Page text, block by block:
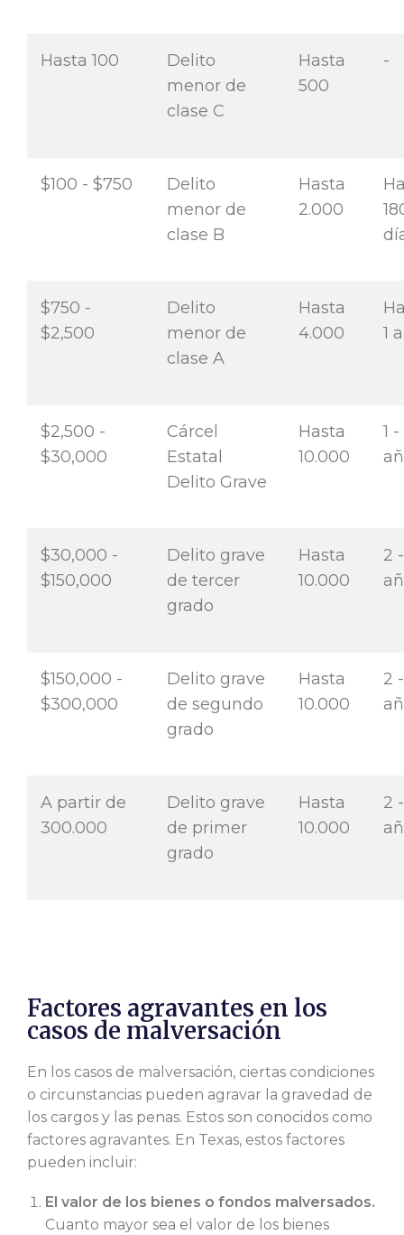
Hasta 100
Delito
menor de
clase C
Hasta
500
-
$100 - $750
Delito
menor de
clase B
Hasta
2.000
$750 -
$2,500
Delito
menor de
clase A
Hasta
4.000
1
$2,500 -
$30,000
Cárcel
Estatal
Delito Grave
Hasta
10.000
1
$30,000 -
$150,000
Delito grave
de tercer
grado
Hasta
10.000
2
$150,000 -
$300,000
Delito grave
de segundo
grado
Hasta
10.000
2
A partir de
300.000
Delito grave
de primer
grado
Hasta
10.000
2
Factores agravantes en los
casos de malversación
En los casos de malversación, ciertas condiciones
o circunstancias pueden agravar la gravedad de
los cargos y las penas. Estos son conocidos como
factores agravantes. En Texas, estos factores
pueden incluir:
El valor de los bienes o fondos malversados.
Cuanto mayor sea el valor de los bienes